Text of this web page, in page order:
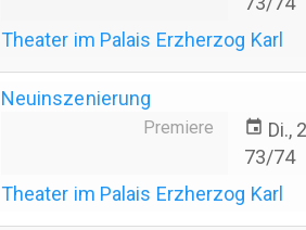
Theater im Palais Erzherzog Karl
Neuinszenierung
Premiere event Di.,
73/74
Theater im Palais Erzherzog Karl